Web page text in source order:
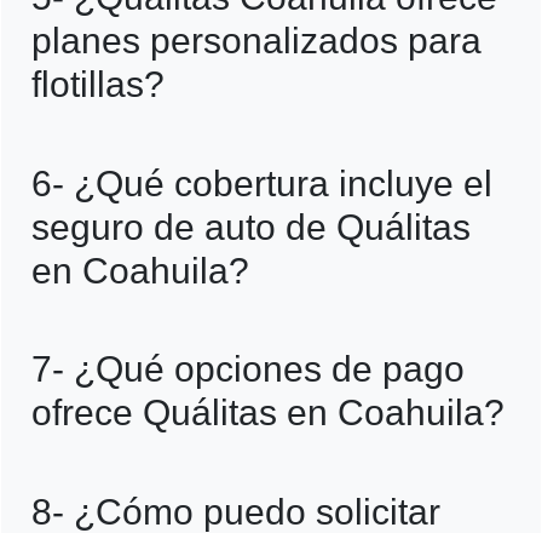
domicilio, datos del vehículo y, en algunos
casos, un historial de conducción.
planes personalizados para
flotillas?
personalizados para flotillas empresariales,
adaptados a las necesidades de cada
cliente.
6- ¿Qué cobertura incluye el
seguro de auto de Quálitas
en Coahuila?
terceros, robo total, daños materiales,
asistencia vial y gastos médicos, entre
7- ¿Qué opciones de pago
ofrece Quálitas en Coahuila?
oficinas, mediante transferencia bancaria o
8- ¿Cómo puedo solicitar